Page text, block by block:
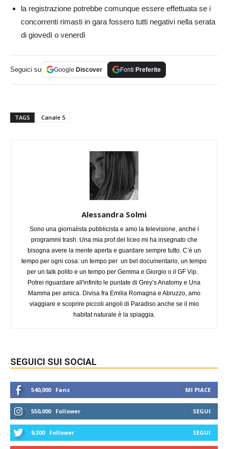
la registrazione potrebbe comunque essere effettuata se i
concorrenti rimasti in gara fossero tutti negativi nella serata
di giovedì o venerdì
Seguici su Google Discover Fonti Preferite
TAGS Canale 5
Alessandra Solmi
Sono una giornalista pubblicista e amo la televisione, anche i
programmi trash. Una mia prof del liceo mi ha insegnato che
bisogna avere la mente aperta e guardare sempre tutto. C’è un
tempo per ogni cosa: un tempo per un bel documentario, un tempo
per un talk polito e un tempo per Gemma e Giorgio o il GF Vip.
Potrei riguardare all'infinito le puntate di Grey’s Anatomy e Una
Mamma per amica. Divisa fra Emilia Romagna e Abruzzo, amo
viaggiare e scoprire piccoli angoli di Paradiso anche se il mio
habitat naturale è la spiaggia.
SEGUICI SUI SOCIAL
540,000 Fans MI PIACE
550,000 Follower SEGUI
9,300 Follower SEGUI